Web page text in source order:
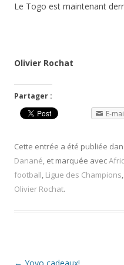
Le Togo est maintenant
Olivier Rochat
Partager :
E-
Cette entrée a été publiée
Danané, et marquée avec
football, Ligue des Champions,
Olivier Rochat.